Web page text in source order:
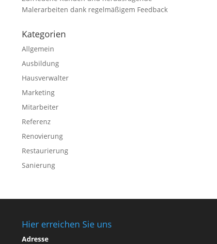
Malerarbeiten dank regelmäßigem Feedback
Kategorien
Allgemein
Ausbildung
Hausverwalter
Marketing
Mitarbeiter
Referenz
Renovierung
Restaurierung
Sanierung
Hier erreichen Sie uns
Adresse